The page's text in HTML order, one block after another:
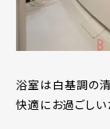
浴室は白基調の
快適にお過ごしい